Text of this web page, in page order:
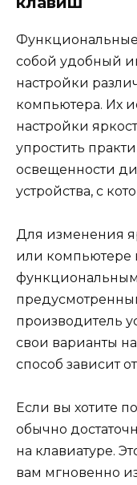
собой удобный
настройки
компьютера. Их
настройки
упростить
освещенности
устройства, с
Для изменения
или компьютере
производитель
свои варианты
способ зависит
Если вы хотите
обычно
на клавиатуре.
вам мгновенно